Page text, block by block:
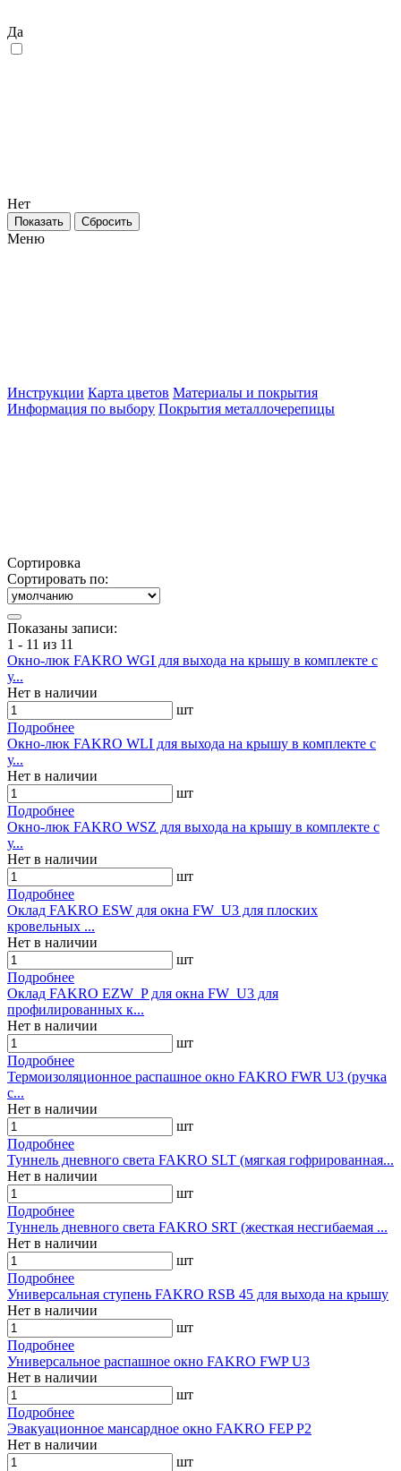
Да
Нет
Меню
Инструкции Карта цветов Материалы и покрытия
Информация по выбору Покрытия металлочерепицы
Сортировка
Сортировать по:
Показаны записи:
1 - 11 из 11
Окно-люк FAKRO WGI для выхода на крышу в комплекте с
у...
Нет в наличии
шт
Подробнее
Окно-люк FAKRO WLI для выхода на крышу в комплекте с
у...
Нет в наличии
шт
Подробнее
Окно-люк FAKRO WSZ для выхода на крышу в комплекте с
у...
Нет в наличии
шт
Подробнее
Оклад FAKRO ESW для окна FW_U3 для плоских
кровельных ...
Нет в наличии
шт
Подробнее
Оклад FAKRO EZW_P для окна FW_U3 для
профилированных к...
Нет в наличии
шт
Подробнее
Термоизоляционное распашное окно FAKRO FWR U3 (ручка
с...
Нет в наличии
шт
Подробнее
Туннель дневного света FAKRO SLT (мягкая гофрированная...
Нет в наличии
шт
Подробнее
Туннель дневного света FAKRO SRT (жесткая несгибаемая ...
Нет в наличии
шт
Подробнее
Универсальная ступень FAKRO RSB 45 для выхода на крышу
Нет в наличии
шт
Подробнее
Универсальное распашное окно FAKRO FWP U3
Нет в наличии
шт
Подробнее
Эвакуационное мансардное окно FAKRO FEP P2
Нет в наличии
шт